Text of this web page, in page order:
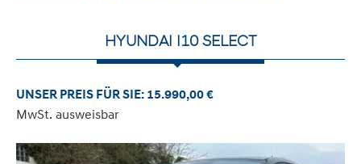
HYUNDAI I10 SELECT
UNSER PREIS FÜR SIE: 15.990,00 €
MwSt. ausweisbar